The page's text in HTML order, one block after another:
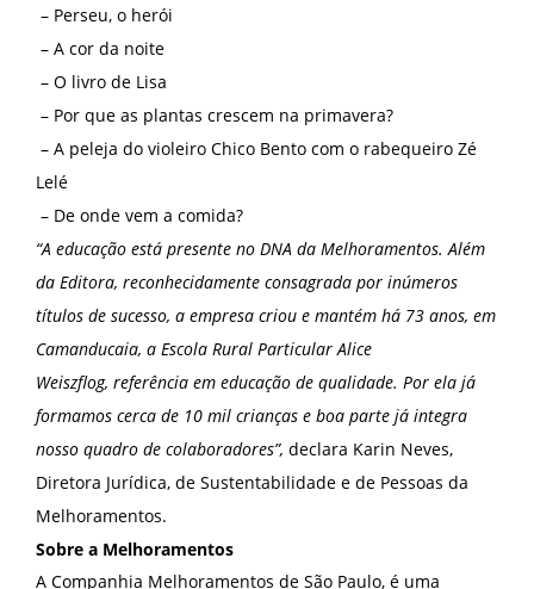
– Perseu, o herói
– A cor da noite
– O livro de Lisa
– Por que as plantas crescem na primavera?
– A peleja do violeiro Chico Bento com o rabequeiro Zé
Lelé
– De onde vem a comida?
“A educação está presente no DNA da Melhoramentos. Além
da Editora, reconhecidamente consagrada por inúmeros
títulos de sucesso, a empresa criou e mantém há 73 anos, em
Camanducaia, a Escola Rural Particular Alice
Weiszflog, referência em educação de qualidade. Por ela já
formamos cerca de 10 mil crianças e boa parte já integra
nosso quadro de colaboradores”, declara Karin Neves,
Diretora Jurídica, de Sustentabilidade e de Pessoas da
Melhoramentos.
Sobre a Melhoramentos
A Companhia Melhoramentos de São Paulo, é uma